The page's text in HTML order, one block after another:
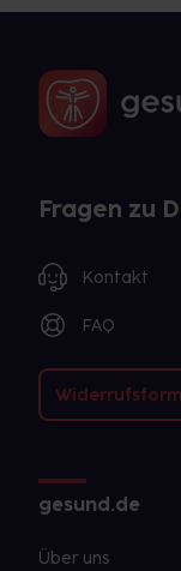
Fragen zu
Kontakt
FAQ
gesund.de
Über uns